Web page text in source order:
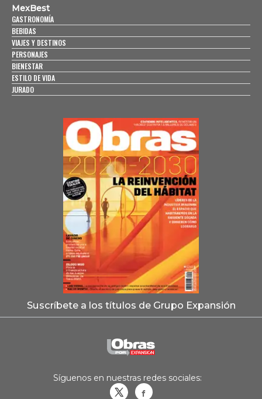
MexBest
GASTRONOMÍA
BEBIDAS
VIAJES Y DESTINOS
PERSONAJES
BIENESTAR
ESTILO DE VIDA
JURADO
Suscríbete a los títulos de Grupo Expansión
Síguenos en nuestras redes sociales: